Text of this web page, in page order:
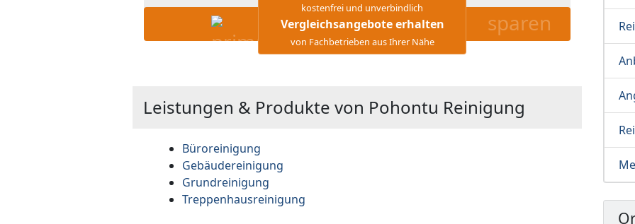
kostenfrei und unverbindlich
Vergleichsangebote erhalten
von Fachbetrieben aus Ihrer Nähe
sparen
Leistungen & Produkte von Pohontu Reinigung
Büroreinigung
Gebäudereinigung
Grundreinigung
Treppenhausreinigung